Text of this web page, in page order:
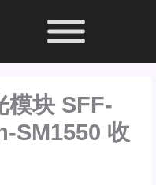
模块 SFF-
SM1550 收